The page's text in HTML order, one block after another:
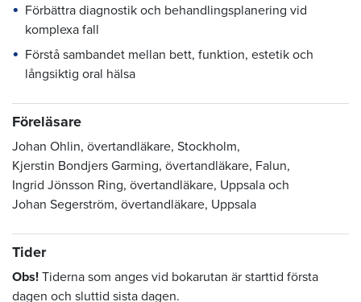
Förbättra diagnostik och behandlingsplanering vid
komplexa fall
Förstå sambandet mellan bett, funktion, estetik och
långsiktig oral hälsa
Föreläsare
Johan Ohlin, övertandläkare, Stockholm,
Kjerstin Bondjers Garming, övertandläkare, Falun,
Ingrid Jönsson Ring, övertandläkare, Uppsala och
Johan Segerström, övertandläkare, Uppsala
Tider
Obs! Tiderna som anges vid bokarutan är starttid första
dagen och sluttid sista dagen.